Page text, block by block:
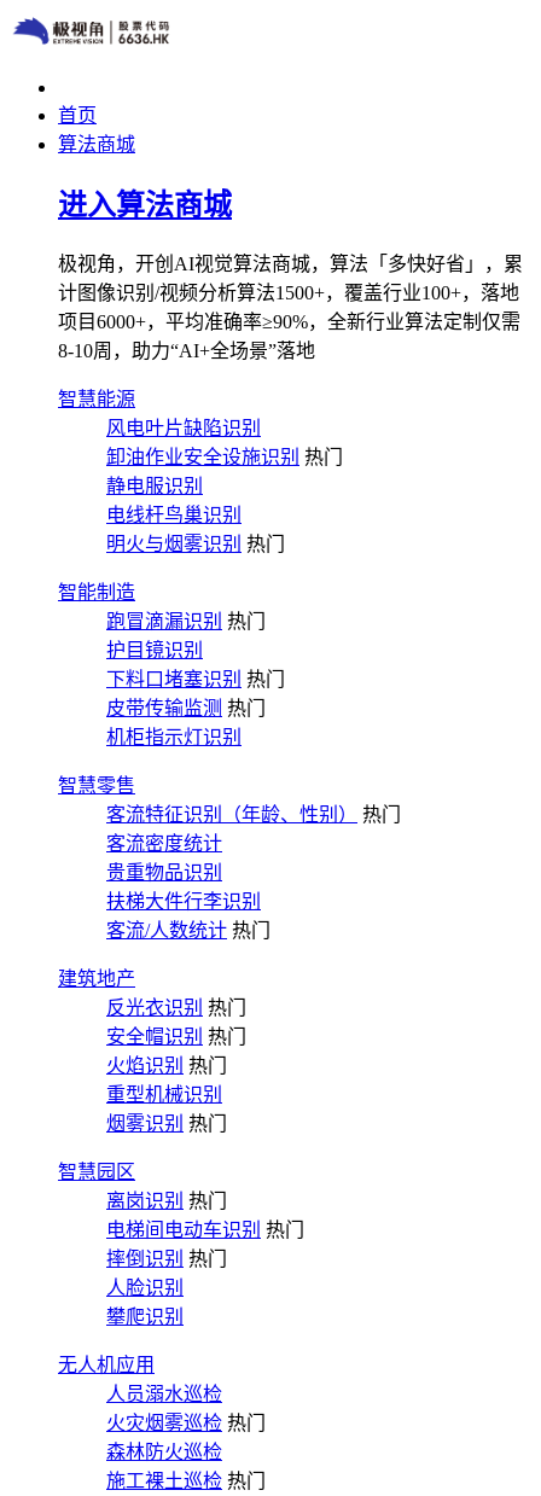
首页
算法商城
进入算法商城
极视角，开创AI视觉算法商城，算法「多快好省」，累
计图像识别/视频分析算法1500+，覆盖行业100+，落地
项目6000+，平均准确率≥90%，全新行业算法定制仅需
8-10周，助力“AI+全场景”落地
智慧能源
风电叶片缺陷识别
卸油作业安全设施识别 热门
静电服识别
电线杆鸟巢识别
明火与烟雾识别 热门
智能制造
跑冒滴漏识别 热门
护目镜识别
下料口堵塞识别 热门
皮带传输监测 热门
机柜指示灯识别
智慧零售
客流特征识别（年龄、性别）
热门
客流密度统计
贵重物品识别
扶梯大件行李识别
客流/人数统计 热门
建筑地产
反光衣识别 热门
安全帽识别 热门
火焰识别 热门
重型机械识别
烟雾识别 热门
智慧园区
离岗识别 热门
电梯间电动车识别 热门
摔倒识别 热门
人脸识别
攀爬识别
无人机应用
人员溺水巡检
火灾烟雾巡检 热门
森林防火巡检
施工裸土巡检 热门